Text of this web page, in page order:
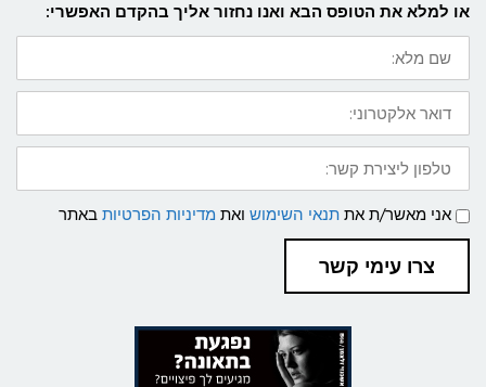
או למלא את הטופס הבא ואנו נחזור אליך בהקדם האפשרי:
שם
מלא:
דואר
אלקטרוני:
טלפון
ליצירת
קשר:
תנאי
שימוש
ומדיניות
פרטיות
אני מאשר/ת את תנאי השימוש ואת מדיניות הפרטיות באתר
צרו עימי קשר